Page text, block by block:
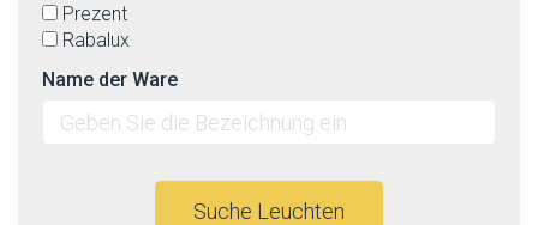
Prezent
Rabalux
Reality
Spectrum
Strühm-Ideus
Name der Ware
Suche Leuchten